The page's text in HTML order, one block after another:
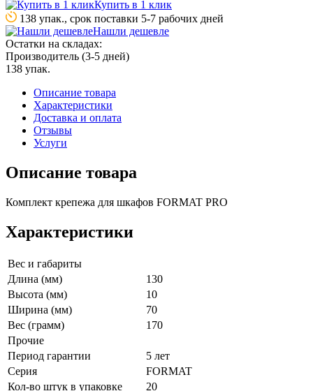
Купить в 1 клик
138 упак., срок поставки 5-7 рабочих дней
Нашли дешевле
Остатки на складах:
Производитель (3-5 дней)
138 упак.
Описание товара
Характеристики
Доставка и оплата
Отзывы
Услуги
Описание товара
Комплект крепежа для шкафов FORMAT PRO
Характеристики
Вес и габариты
Длина (мм)
130
Высота (мм)
10
Ширина (мм)
70
Вес (грамм)
170
Прочие
Период гарантии
5 лет
Серия
FORMAT
Кол-во штук в упаковке
20